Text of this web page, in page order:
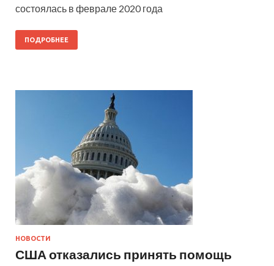
состоялась в феврале 2020 года
ПОДРОБНЕЕ
НОВОСТИ
США отказались принять помощь